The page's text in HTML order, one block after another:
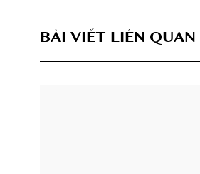
BÀI VIẾT LIÊN QUAN